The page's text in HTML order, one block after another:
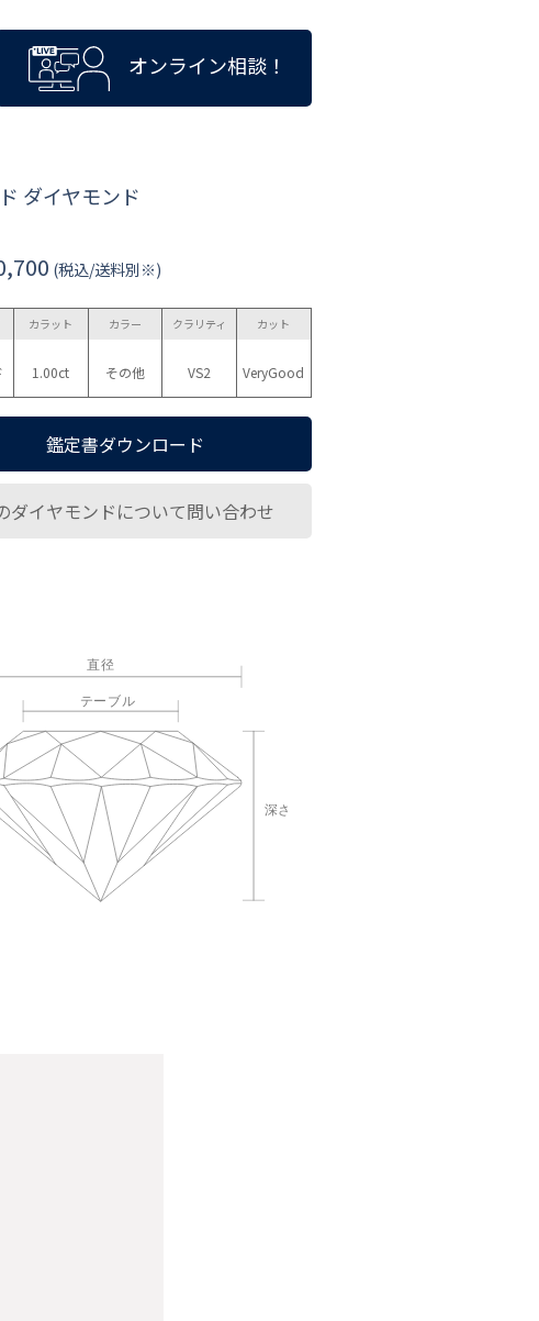
オンライン相談！
ダイヤモンド
(税込/送料別※)
カラット
1.00ct
カラー
その他
クラリティ
VS2
カット
VeryGood
鑑定書ダウンロード
ダイヤモンドについて問い合わせ